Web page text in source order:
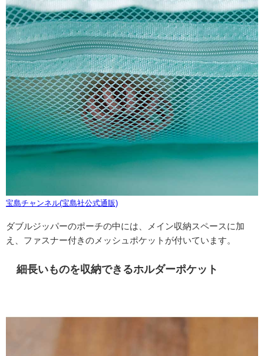
宝島チャンネル(宝島社公式通販)
ダブルジッパーのポーチの中には、メイン収納スペースに加
え、ファスナー付きのメッシュポケットが付いています。
細長いものを収納できるホルダーポケット